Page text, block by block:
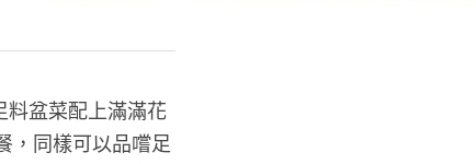
料盆菜配上滿滿花
，同樣可以品嚐足